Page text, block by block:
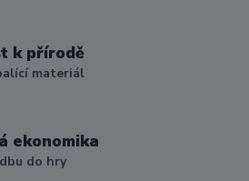
k přírodě
materiál
ekonomika
do hry